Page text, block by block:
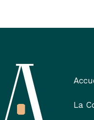
La